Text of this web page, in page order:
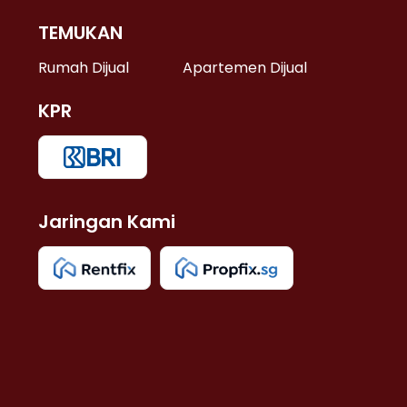
TEMUKAN
Rumah Dijual Apartemen Dijual
KPR
Jaringan Kami